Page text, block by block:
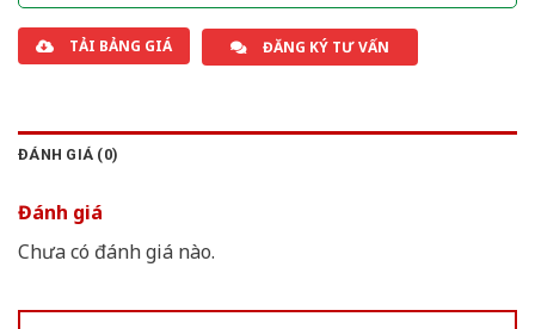
TẢI BẢNG GIÁ ĐĂNG KÝ TƯ VẤN
ĐÁNH GIÁ (0)
Đánh giá
Chưa có đánh giá nào.